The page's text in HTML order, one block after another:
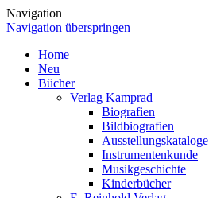
Navigation
Navigation überspringen
Home
Neu
Bücher
Verlag Kamprad
Biografien
Bildbiografien
Ausstellungskataloge
Instrumentenkunde
Musikgeschichte
Kinderbücher